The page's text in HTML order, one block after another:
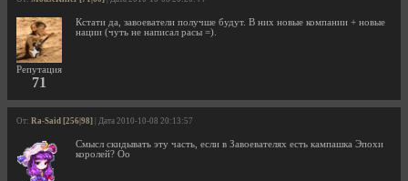
Репутация
71
Кстати да, завоеватели получше будут. В них новые компании + новые
нации (чуть не написал расы =).
От: Ra-Said [256|98] | Дата 2010-10-08 20:13:57
Смысл скидывать эту часть, если в Завоевателях есть кампашка Эпохи
королей? Оо